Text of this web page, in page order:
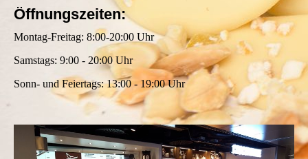
Öffnungszeiten:
Montag-Freitag: 8:00-20:00 Uhr
Samstags: 9:00 - 20:00 Uhr
Sonn- und Feiertags: 13:00 - 19:00 Uhr